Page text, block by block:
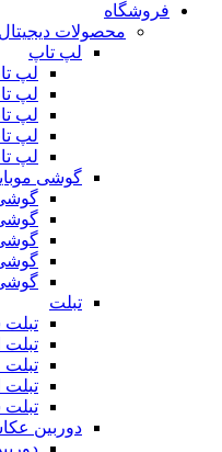
فروشگاه
محصولات دیجیتال
لپ تاپ
لپ
لپ
لپ
لپ
لپ
گوشی
گوشی
تبلت
تبلت
تبلت
دوربین